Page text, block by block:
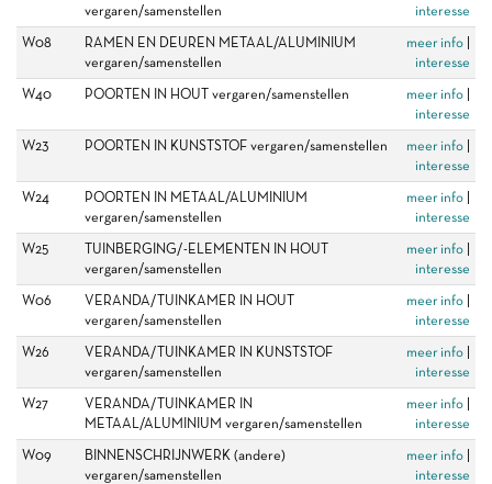
vergaren/samenstellen
interesse
W08
RAMEN EN DEUREN METAAL/ALUMINIUM
vergaren/samenstellen
meer info
interesse
W40
POORTEN IN HOUT vergaren/samenstellen meer info
interesse
W23
POORTEN IN KUNSTSTOF vergaren/samenstellen meer info
interesse
W24
POORTEN IN METAAL/ALUMINIUM
vergaren/samenstellen
meer info
interesse
W25
TUINBERGING/-ELEMENTEN IN HOUT
vergaren/samenstellen
meer info
interesse
W06
VERANDA/TUINKAMER IN HOUT
vergaren/samenstellen
meer info
interesse
W26
VERANDA/TUINKAMER IN KUNSTSTOF
vergaren/samenstellen
meer info
interesse
W27
VERANDA/TUINKAMER IN
METAAL/ALUMINIUM vergaren/samenstellen
meer info
interesse
W09
BINNENSCHRIJNWERK (andere)
vergaren/samenstellen
meer info
interesse